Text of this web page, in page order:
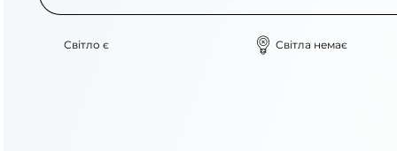
Світло є Світла немає